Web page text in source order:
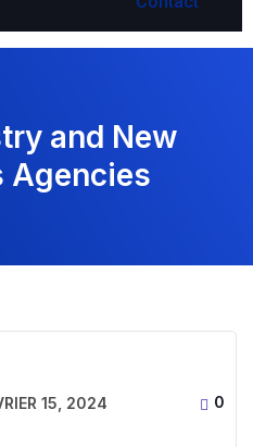
and New
Agencies
15, 2024 0